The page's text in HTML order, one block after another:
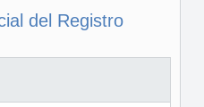
del Registro